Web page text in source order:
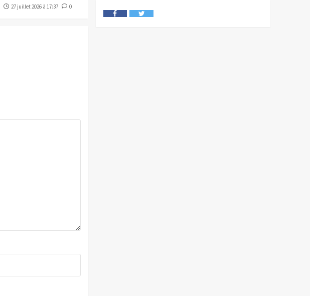
27 juillet 2026 à 17:37 0